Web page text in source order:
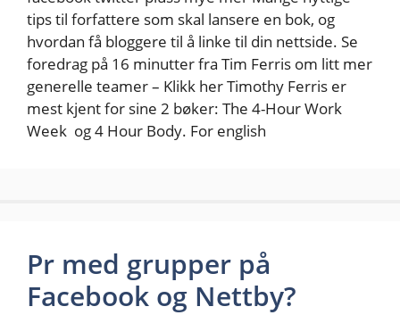
tips til forfattere som skal lansere en bok, og
hvordan få bloggere til å linke til din nettside. Se
foredrag på 16 minutter fra Tim Ferris om litt mer
generelle teamer – Klikk her Timothy Ferris er
mest kjent for sine 2 bøker: The 4-Hour Work
Week og 4 Hour Body. For english
Pr med grupper på
Facebook og Nettby?